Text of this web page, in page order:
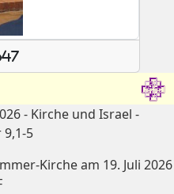
- Kirche und Israel -
5
Kirche am 19. Juli 2026